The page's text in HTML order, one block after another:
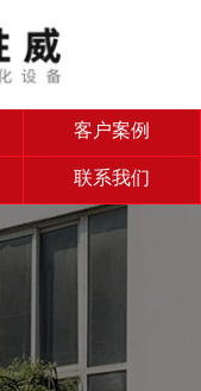
客户案例
联系我们